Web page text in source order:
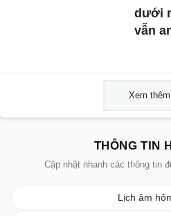
dưới
vẫn
Xem thêm
THÔNG TIN
Cập nhật nhanh các thông tin
Lịch âm